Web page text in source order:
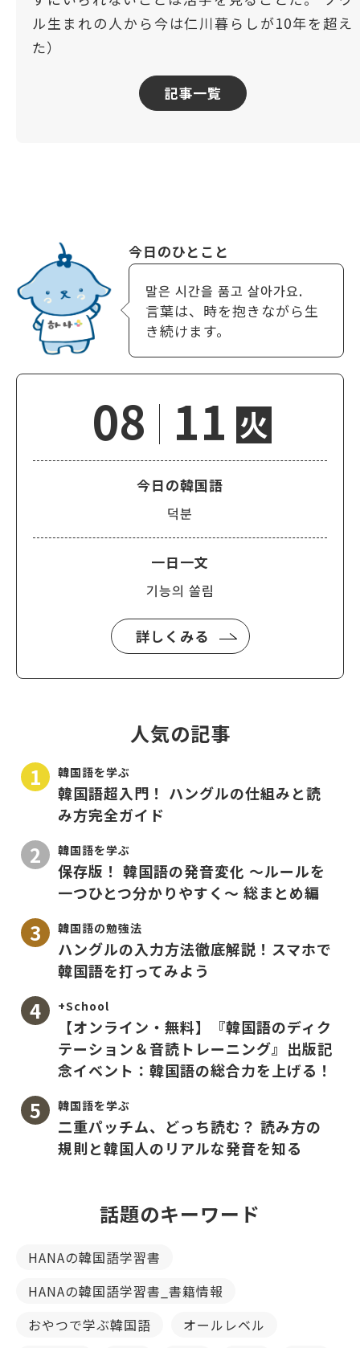
ル生まれの人から今は仁川暮らしが10年を超え
た）
記事一覧
今日のひとこと
말은 시간을 품고 살아가요.
言葉は、時を抱きながら生
き続けます。
08 11 火
今日の韓国語
덕분
一日一文
기능의 쏠림
詳しくみる
人気の記事
韓国語を学ぶ
韓国語超入門！ ハングルの仕組みと読
み方完全ガイド
韓国語を学ぶ
保存版！ 韓国語の発音変化 〜ルールを
一つひとつ分かりやすく〜 総まとめ編
韓国語の勉強法
ハングルの入力方法徹底解説！スマホで
韓国語を打ってみよう
+School
【オンライン・無料】『韓国語のディク
テーション＆音読トレーニング』出版記
念イベント：韓国語の総合力を上げる！
韓国語を学ぶ
二重パッチム、どっち読む？ 読み方の
規則と韓国人のリアルな発音を知る
話題のキーワード
HANAの韓国語学習書
HANAの韓国語学習書_書籍情報
おやつで学ぶ韓国語
オールレベル